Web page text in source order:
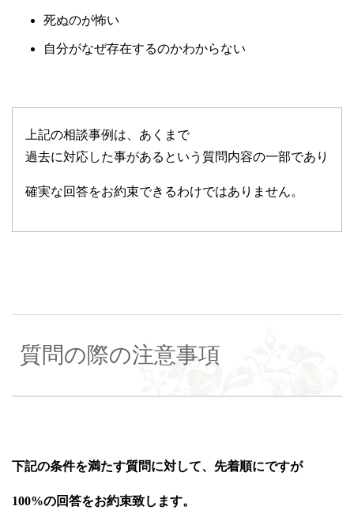
死ぬのが怖い
自分がなぜ存在するのかわからない
上記の相談事例は、あくまで
過去に対応した事があるという質問内容の一部であり
確実な回答をお約束できるわけではありません。
質問の際の注意事項
下記の条件を満たす質問に対して、先着順にですが
100%の回答をお約束致します。